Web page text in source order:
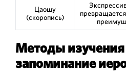
Цаошу
(скоропись)
Методы
запоминание